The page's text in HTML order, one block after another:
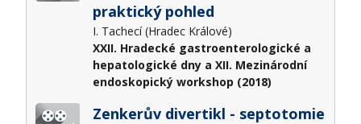
praktický pohled
I. Tachecí (Hradec Králové)
XXII. Hradecké gastroenterologické a
hepatologické dny a XII. Mezinárodní
endoskopický workshop (2018)
Zenkerův divertikl - septotomie